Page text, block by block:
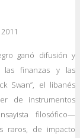
ganó difusión y
finanzas y las
Swan”, el libanés
de instrumentos
filosófico—
raros, de impacto